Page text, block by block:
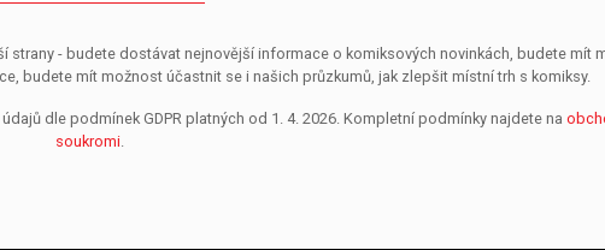
- budete dostávat nejnovější informace o komiksových novinkách, budete mít
budete mít možnost účastnit se i našich průzkumů, jak zlepšit místní trh s komiksy.
dle podmínek GDPR platných od 1. 4. 2026. Kompletní podmínky najdete na
soukromi.